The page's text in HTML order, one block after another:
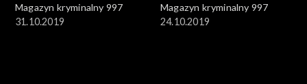
Magazyn kryminalny 997
31.10.2019
Magazyn kryminalny 997
24.10.2019